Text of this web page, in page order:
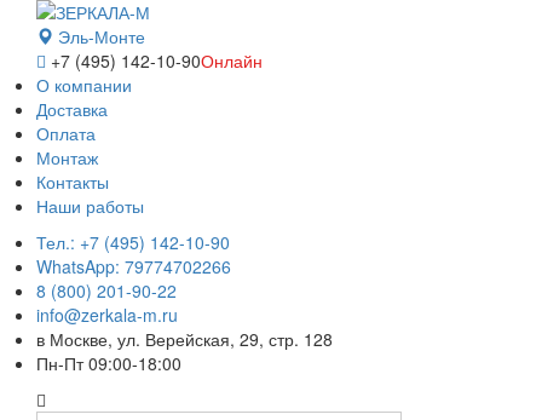
Эль-Монте
+7 (495) 142-10-90Онлайн
О компании
Доставка
Оплата
Монтаж
Контакты
Наши работы
Тел.: +7 (495) 142-10-90
WhatsApp: 79774702266
8 (800) 201-90-22
info@zerkala-m.ru
в Москве, ул. Верейская, 29, стр. 128
Пн-Пт 09:00-18:00